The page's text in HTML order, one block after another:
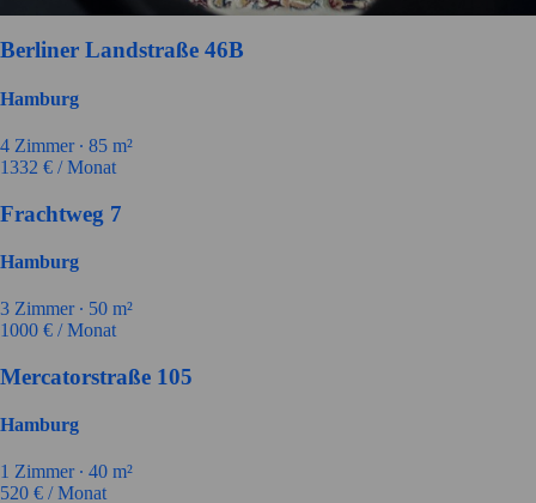
Berliner Landstraße 46B
Hamburg
4 Zimmer ∙ 85 m²
1332 € / Monat
Frachtweg 7
Hamburg
3 Zimmer ∙ 50 m²
1000 € / Monat
Mercatorstraße 105
Hamburg
1 Zimmer ∙ 40 m²
520 € / Monat